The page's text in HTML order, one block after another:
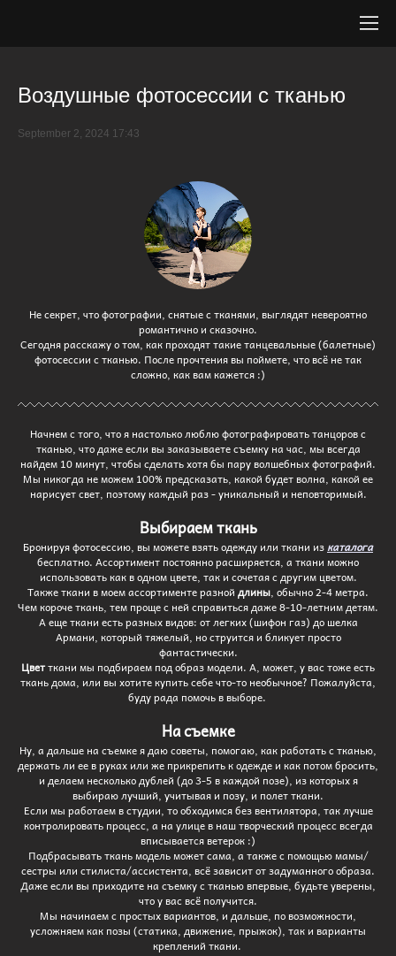
Воздушные фотосессии с тканью
September 2, 2024 17:43
Не секрет, что фотографии, снятые с тканями, выглядят невероятно
романтично и сказочно.
Сегодня расскажу о том, как проходят такие танцевальные (балетные)
фотосессии с тканью. После прочтения вы поймете, что всё не так
сложно, как вам кажется :)
Начнем с того, что я настолько люблю фотографировать танцоров с
тканью, что даже если вы заказываете съемку на час, мы всегда
найдем 10 минут, чтобы сделать хотя бы пару волшебных фотографий.
Мы никогда не можем 100% предсказать, какой будет волна, какой ее
нарисует свет, поэтому каждый раз - уникальный и неповторимый.
Выбираем ткань
Бронируя фотосессию, вы можете взять одежду или ткани изкаталога
бесплатно. Ассортимент постоянно расширяется, а ткани можно
использовать как в одном цвете, так и сочетая с другим цветом.
Также ткани в моем ассортименте разной длины, обычно 2-4 метра.
Чем короче ткань, тем проще с ней справиться даже 8-10-летним детям.
А еще ткани есть разных видов: от легких (шифон газ) до шелка
Армани, который тяжелый, но струится и бликует просто
фантастически.
Цветткани мы подбираем под образ модели. А, может, у вас тоже есть
ткань дома, или вы хотите купить себе что-то необычное? Пожалуйста,
буду рада помочь в выборе.
На съемке
Ну, а дальше на съемке я даю советы, помогаю, как работать с тканью,
держать ли ее в руках или же прикрепить к одежде и как потом бросить,
и делаем несколько дублей (до 3-5 в каждой позе), из которых я
выбираю лучший, учитывая и позу, и полет ткани.
Если мы работаем в студии, то обходимся без вентилятора, так лучше
контролировать процесс, а на улице в наш творческий процесс всегда
вписывается ветерок :)
Подбрасывать ткань модель может сама, а также с помощью мамы/
сестры или стилиста/ассистента, всё зависит от задуманного образа.
Даже если вы приходите на съемку с тканью впервые, будьте уверены,
что у вас всё получится.
Мы начинаем с простых вариантов, и дальше, по возможности,
усложняем как позы (статика, движение, прыжок), так и варианты
креплений ткани.